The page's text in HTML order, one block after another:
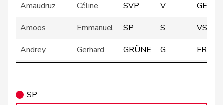
Amaudruz
Céline SVP V
GE
Amoos
Emmanuel SP S
VS
Andrey
Gerhard GRÜNE G
FR
Badertscher
SP